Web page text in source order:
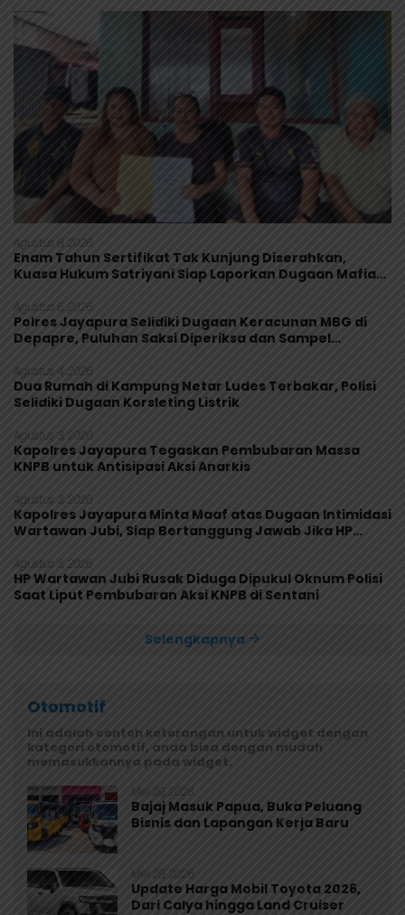
Agustus 8, 2026
Enam Tahun Sertifikat Tak Kunjung Diserahkan,
Kuasa Hukum Satriyani Siap Laporkan Dugaan Mafia
Agustus 5, 2026
Polres Jayapura Selidiki Dugaan Keracunan MBG di
Depapre, Puluhan Saksi Diperiksa dan Sampel
Agustus 4, 2026
Dua Rumah di Kampung Netar Ludes Terbakar, Polisi
Selidiki Dugaan Korsleting Listrik
Agustus 3, 2026
Kapolres Jayapura Tegaskan Pembubaran Massa
KNPB untuk Antisipasi Aksi Anarkis
Agustus 3, 2026
Kapolres Jayapura Minta Maaf atas Dugaan Intimidasi
Wartawan Jubi, Siap Bertanggung Jawab Jika HP
Agustus 3, 2026
HP Wartawan Jubi Rusak Diduga Dipukul Oknum Polisi
Saat Liput Pembubaran Aksi KNPB di Sentani
Selengkapnya
Otomotif
Ini adalah contoh keterangan untuk widget dengan
kategori otomotif, anda bisa dengan mudah
memasukkannya pada widget.
Mei 29, 2026
Bajaj Masuk Papua, Buka Peluang
Bisnis dan Lapangan Kerja Baru
Mei 29, 2026
Update Harga Mobil Toyota 2026,
Dari Calya hingga Land Cruiser